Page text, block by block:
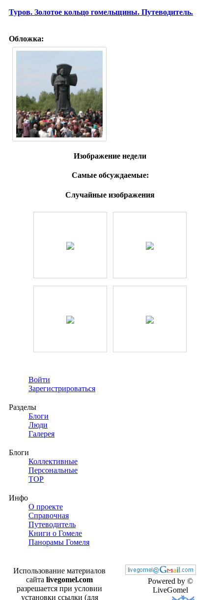
Туров. Золотое кольцо гомельщины. Путеводитель.
Обложка:
Изображение недели
Самые обсуждаемые:
Случайные изображения
Войти
Зарегистрироваться
Разделы
Блоги
Люди
Галерея
Блоги
Коллективные
Персональные
TOP
Инфо
О проекте
Справочная
Путеводитель
Книги о Гомеле
Панорамы Гомеля
Powered by ©
LiveGomel
Использование материалов
сайта livegomel.com
разрешается при условии
установки ссылки (для